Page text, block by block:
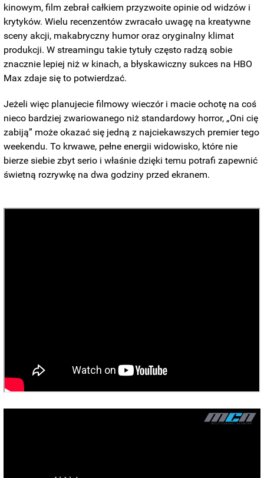
kinowym, film zebrał całkiem przyzwoite opinie od widzów i
krytyków. Wielu recenzentów zwracało uwagę na kreatywne
sceny akcji, makabryczny humor oraz oryginalny klimat
produkcji. W streamingu takie tytuły często radzą sobie
znacznie lepiej niż w kinach, a błyskawiczny sukces na HBO
Max zdaje się to potwierdzać.
Jeżeli więc planujecie filmowy wieczór i macie ochotę na coś
nieco bardziej zwariowanego niż standardowy horror, „Oni cię
zabiją” może okazać się jedną z najciekawszych premier tego
weekendu. To krwawe, pełne energii widowisko, które nie
bierze siebie zbyt serio i właśnie dzięki temu potrafi zapewnić
świetną rozrywkę na dwa godziny przed ekranem.